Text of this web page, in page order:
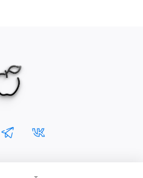
+7 (3952) 666-254